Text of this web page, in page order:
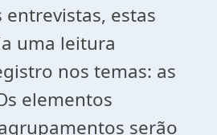
estas
uma leitura
nos temas: as
elementos
serão